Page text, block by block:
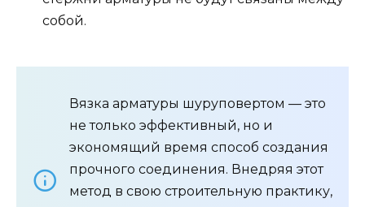
собой.
Вязка арматуры шуруповертом — это
не только эффективный, но и
экономящий время способ создания
прочного соединения. Внедряя этот
метод в свою строительную практику,